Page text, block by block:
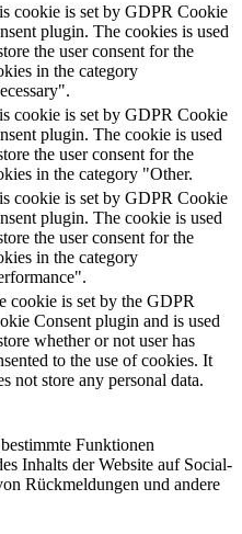
cookie is set by GDPR Cookie
plugin. The cookies is used
the user consent for the
in the category
cookie is set by GDPR Cookie
plugin. The cookie is used
the user consent for the
in the category "Other.
cookie is set by GDPR Cookie
plugin. The cookie is used
the user consent for the
in the category
cookie is set by the GDPR
Consent plugin and is used
whether or not user has
to the use of cookies. It
not store any personal data.
Funktionen
Inhalts der Website auf Social-
Rückmeldungen und andere